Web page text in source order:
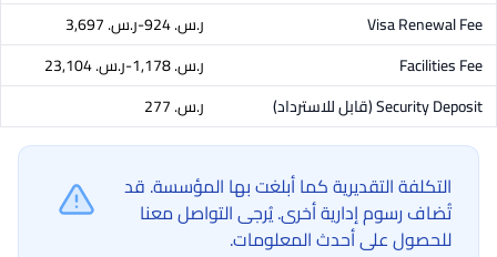
Visa Renewal Fee
ر.س.‏ 924-ر.س.‏ 3,697
Facilities Fee
ر.س.‏ 1,178-ر.س.‏ 23,104
Security Deposit(قابل للاسترداد) ر.س.‏ 277
التكلفة التقديرية كما أبلغت بها المؤسسة. قد
تُضاف رسوم إدارية أخرى. يُرجى التواصل معنا
للحصول على أحدث المعلومات.